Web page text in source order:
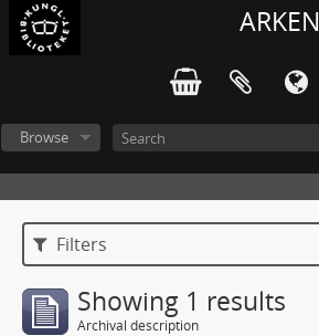
ARKEN
Browse
Filters
Showing 1 results
Archival description